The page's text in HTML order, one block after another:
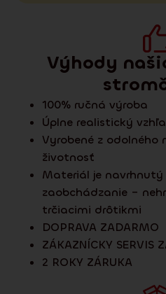
Výhody
100% ručná výroba
Úplne realistický
Vyrobené z
životnosť
Materiál je navrhnutý
zaobchádzanie –
trčiacimi drôtikmi
DOPRAVA ZADARMO
ZÁKAZNÍCKY SERVIS
2 ROKY ZÁRUKA